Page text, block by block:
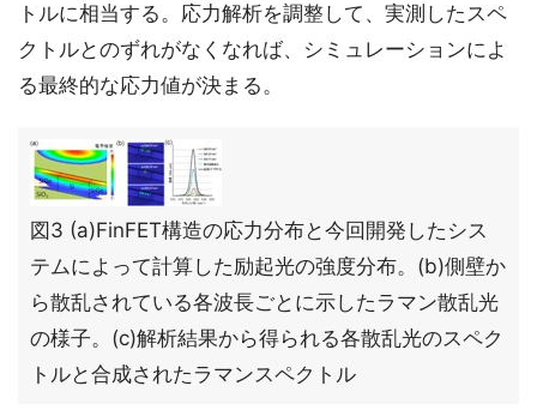
トルに相当する。応力解析を調整して、実測したスペ
クトルとのずれがなくなれば、シミュレーションによ
る最終的な応力値が決まる。
図3 (a)FinFET構造の応力分布と今回開発したシス
テムによって計算した励起光の強度分布。(b)側壁か
ら散乱されている各波長ごとに示したラマン散乱光
の様子。(c)解析結果から得られる各散乱光のスペク
トルと合成されたラマンスペクトル